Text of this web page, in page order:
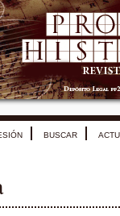
BUSCAR